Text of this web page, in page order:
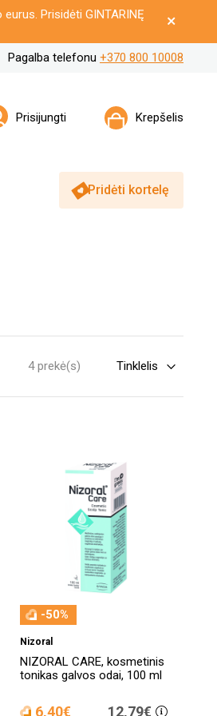
Prisidėti GINTARINĘ
Pagalba telefonu +370 800 10008
Prisijungti Krepšelis
Pridėti kortelę
4 prekė(s)
-50%
Nizoral
NIZORAL CARE, kosmetinis
tonikas galvos odai, 100 ml
6,40€ 12,79€